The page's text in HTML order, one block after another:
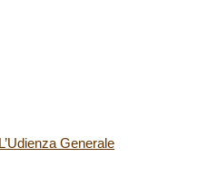
L’Udienza Generale